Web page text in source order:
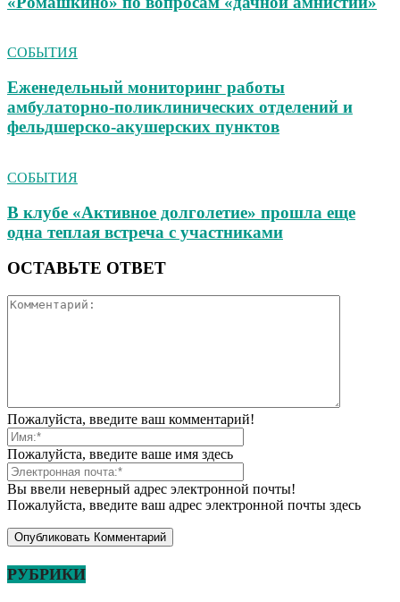
СОБЫТИЯ
Еженедельный мониторинг работы
амбулаторно‑поликлинических отделений и
фельдшерско‑акушерских пунктов
СОБЫТИЯ
В клубе «Активное долголетие» прошла еще
одна теплая встреча с участниками
ОСТАВЬТЕ ОТВЕТ
Пожалуйста, введите ваш комментарий!
Пожалуйста, введите ваше имя здесь
Вы ввели неверный адрес электронной почты!
Пожалуйста, введите ваш адрес электронной почты здесь
РУБРИКИ